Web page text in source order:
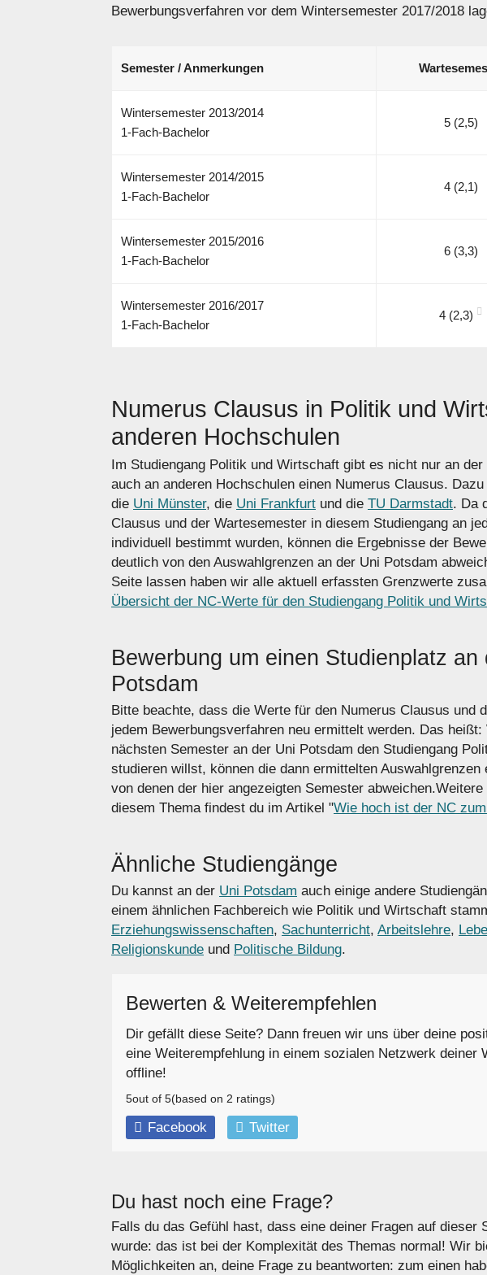
Bewerbungsverfahren vor dem Wintersemester 2017/2018
Semester / Anmerkungen
Wintersemester 2013/2014
1-Fach-Bachelor
5 (2,5)
Wintersemester 2014/2015
1-Fach-Bachelor
4 (2,1)
Wintersemester 2015/2016
1-Fach-Bachelor
6 (3,3)
Wintersemester 2016/2017
1-Fach-Bachelor
4 (2,3)
Numerus Clausus in Politik und
anderen Hochschulen
Im Studiengang Politik und Wirtschaft gibt es nicht nur an
auch an anderen Hochschulen einen Numerus Clausus.
die Uni Münster, die Uni Frankfurt und die TU Darmstadt. Da
Clausus und der Wartesemester in diesem Studiengang an
individuell bestimmt wurden, können die Ergebnisse der
deutlich von den Auswahlgrenzen an der Uni Potsdam
Seite lassen haben wir alle aktuell erfassten Grenzwerte
Übersicht der NC-Werte für den Studiengang Politik und
Bewerbung um einen Studienplatz an
Potsdam
Bitte beachte, dass die Werte für den Numerus Clausus und
jedem Bewerbungsverfahren neu ermittelt werden. Das heißt:
nächsten Semester an der Uni Potsdam den Studiengang
studieren willst, können die dann ermittelten
von denen der hier angezeigten Semester
diesem Thema findest du im Artikel "Wie hoch ist der NC
Ähnliche Studiengänge
Du kannst an der Uni Potsdam auch einige andere
einem ähnlichen Fachbereich wie Politik und Wirtschaft
Erziehungswissenschaften, Sachunterricht, Arbeitslehre,
Religionskunde und Politische Bildung.
Bewerten & Weiterempfehlen
Dir gefällt diese Seite? Dann freuen wir uns über deine
eine Weiterempfehlung in einem sozialen Netzwerk deiner
offline!
5out of 5(based on 2 ratings)
Facebook Twitter
Du hast noch eine Frage?
Falls du das Gefühl hast, dass eine deiner Fragen auf dieser
wurde: das ist bei der Komplexität des Themas normal! Wir
Möglichkeiten an, deine Frage zu beantworten: zum einen